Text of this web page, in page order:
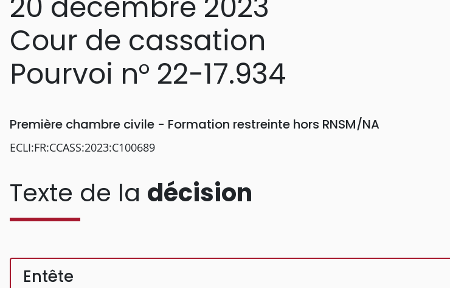
Cour de cassation
Pourvoi n° 22-17.934
Première chambre civile - Formation restreinte hors RNSM/NA
ECLI:FR:CCASS:2023:C100689
Texte de la décision
Entête